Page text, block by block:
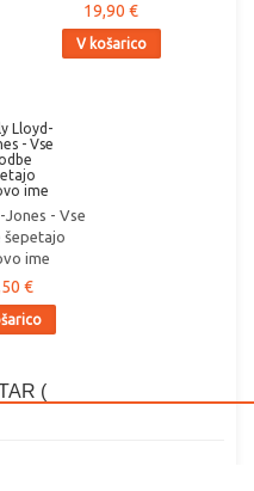
19,90 €
V košarico
Jones - Vse
šepetajo
ime
€
(